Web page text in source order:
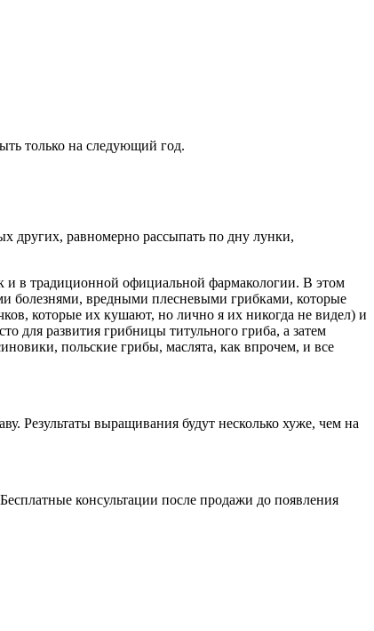
только на следующий год.
других, равномерно рассыпать по дну лунки,
в традиционной официальной фармакологии. В этом
болезнями, вредными плесневыми грибками, которые
которые их кушают, но лично я их никогда не видел) и
для развития грибницы титульного гриба, а затем
польские грибы, маслята, как впрочем, и все
Результаты выращивания будут несколько хуже, чем на
консультации после продажи до появления